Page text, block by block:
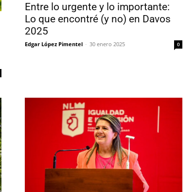
Entre lo urgente y lo importante:
Lo que encontré (y no) en Davos
2025
Edgar López Pimentel - 30 enero 2025 0